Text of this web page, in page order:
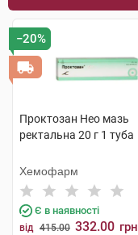
−20%
Проктозан Нео мазь
ректальна 20 г 1 туба
Хемофарм
Є в наявності
від 415.00 332.00 грн